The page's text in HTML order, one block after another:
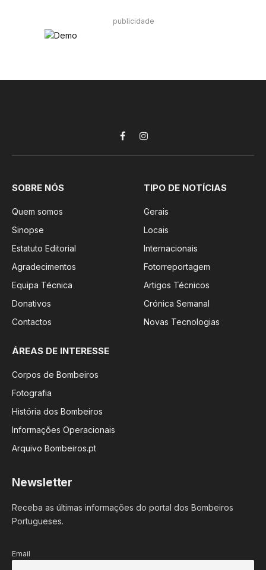
publicidade
FacebookInstagram
SOBRE NÓS
Quem somos
Sinopse
Estatuto Editorial
Agradecimentos
Equipa Técnica
Donativos
Contactos
TIPO DE NOTÍCIAS
Gerais
Locais
Internacionais
Fotorreportagem
Artigos Técnicos
Crónica Semanal
Novas Tecnologias
ÁREAS DE INTERESSE
Corpos de Bombeiros
Fotografia
História dos Bombeiros
Informações Operacionais
Arquivo Bombeiros.pt
Newsletter
Receba as últimas informações do portal dos Bombeiros
Portugueses.
Email